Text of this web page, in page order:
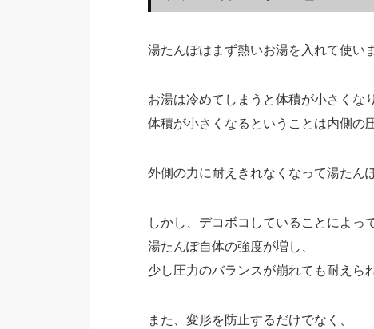
湯たんぽはまず熱いお湯を入れて使いま
お湯は冷めてしまうと体積が小さくな
体積が小さくなるということは内側の
外側の力に耐えきれなくなって湯たん
しかし、デコボコしていることによっ
湯たんぽ自体の強度が増し、
少し圧力のバランスが崩れても耐えら
また、変形を防止するだけでなく、